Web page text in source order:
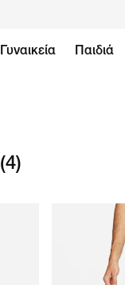
Γυναικεία Παιδιά
(4)